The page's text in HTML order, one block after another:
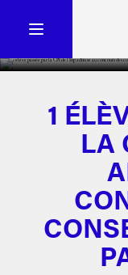
1
LA